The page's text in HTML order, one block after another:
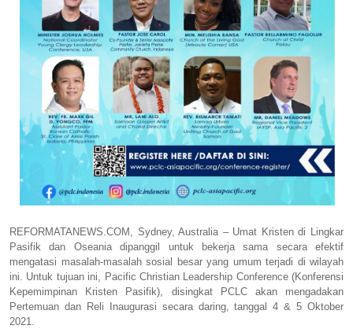
REFORMATANEWS.COM, Sydney, Australia – Umat Kristen di Lingkar
Pasifik dan Oseania dipanggil untuk bekerja sama secara efektif
mengatasi masalah-masalah sosial besar yang umum terjadi di wilayah
ini. Untuk tujuan ini, Pacific Christian Leadership Conference (Konferensi
Kepemimpinan Kristen Pasifik), disingkat PCLC akan mengadakan
Pertemuan dan Reli Inaugurasi secara daring, tanggal 4 & 5 Oktober
2021.